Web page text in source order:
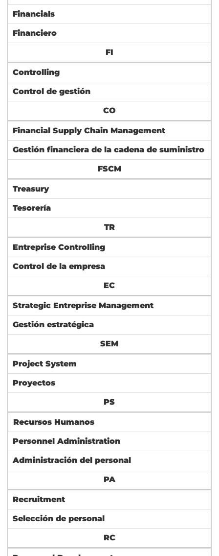
Financials
Financiero
FI
Controlling
Control de gestión
CO
Financial Supply Chain Management
Gestión financiera de la cadena de suministro
FSCM
Treasury
Tesorería
TR
Entreprise Controlling
Control de la empresa
EC
Strategic Entreprise Management
Gestión estratégica
SEM
Project System
Proyectos
PS
Recursos Humanos
Personnel Administration
Administración del personal
PA
Recruitment
Selección de personal
RC